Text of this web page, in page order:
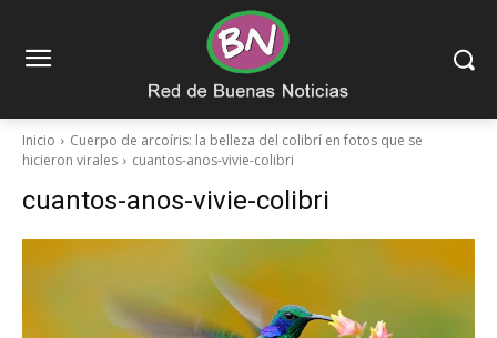
Inicio
Cuerpo de arcoíris: la belleza del colibrí en fotos que se
hicieron virales
cuantos-anos-vivie-colibri
cuantos-anos-vivie-colibri